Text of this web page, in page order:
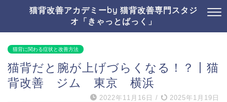
猫背改善アカデミーby 猫背改善専門スタジ
オ「きゃっとばっく」
猫背に関わる症状と改善方法
猫背だと腕が上げづらくなる！？丨猫
背改善 ジム 東京 横浜
2022年11月16日 / 2025年1月19日